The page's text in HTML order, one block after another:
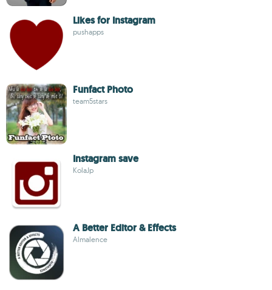
Likes for Instagram
pushapps
Funfact Photo
team5stars
Instagram save
KolaJp
A Better Editor & Effects
Almalence